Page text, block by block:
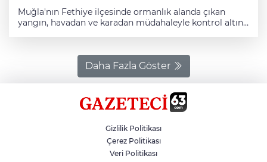
Muğla'nın Fethiye ilçesinde ormanlık alanda çıkan
yangın, havadan ve karadan müdahaleyle kontrol altına
Müdürlüğüne bağlı 1 helikopter, 3 arazöz, orman
yangını söndürme işçileri ve Muğla Büyükşehir
mücadelesiyle yangın kısa sürede kontrol altına alındı.
Bölgede soğutma çalışması yapılıyor.
Daha Fazla Göster
Gizlilik Politikası
Çerez Politikası
Veri Politikası